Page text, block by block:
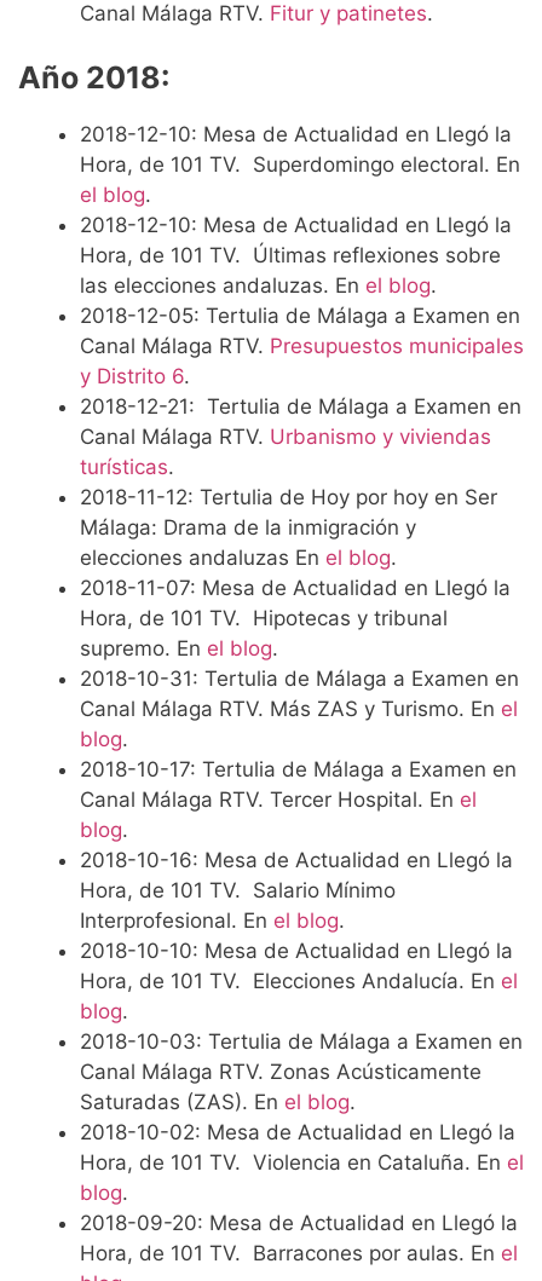
Canal Málaga RTV. Fitur y patinetes.
Año 2018:
2018-12-10: Mesa de Actualidad en Llegó la
Hora, de 101 TV. Superdomingo electoral. En
el blog.
2018-12-10: Mesa de Actualidad en Llegó la
Hora, de 101 TV. Últimas reflexiones sobre
las elecciones andaluzas. En el blog.
2018-12-05: Tertulia de Málaga a Examen en
Canal Málaga RTV. Presupuestos municipales
y Distrito 6.
2018-12-21: Tertulia de Málaga a Examen en
Canal Málaga RTV. Urbanismo y viviendas
turísticas.
2018-11-12: Tertulia de Hoy por hoy en Ser
Málaga: Drama de la inmigración y
elecciones andaluzas En el blog.
2018-11-07: Mesa de Actualidad en Llegó la
Hora, de 101 TV. Hipotecas y tribunal
supremo. En el blog.
2018-10-31: Tertulia de Málaga a Examen en
Canal Málaga RTV. Más ZAS y Turismo. En el
blog.
2018-10-17: Tertulia de Málaga a Examen en
Canal Málaga RTV. Tercer Hospital. En el
blog.
2018-10-16: Mesa de Actualidad en Llegó la
Hora, de 101 TV. Salario Mínimo
Interprofesional. En el blog.
2018-10-10: Mesa de Actualidad en Llegó la
Hora, de 101 TV. Elecciones Andalucía. En el
blog.
2018-10-03: Tertulia de Málaga a Examen en
Canal Málaga RTV. Zonas Acústicamente
Saturadas (ZAS). En el blog.
2018-10-02: Mesa de Actualidad en Llegó la
Hora, de 101 TV. Violencia en Cataluña. En el
blog.
2018-09-20: Mesa de Actualidad en Llegó la
Hora, de 101 TV. Barracones por aulas. En el